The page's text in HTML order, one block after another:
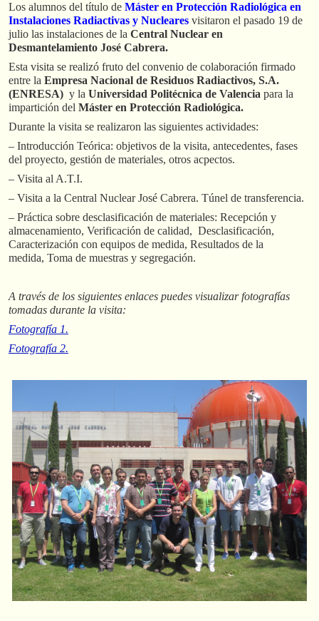
Los alumnos del título de Máster en Protección Radiológica en
Instalaciones Radiactivas y Nucleares visitaron el pasado 19 de
julio las instalaciones de la Central Nuclear en
Desmantelamiento José Cabrera.
Esta visita se realizó fruto del convenio de colaboración firmado
entre la Empresa Nacional de Residuos Radiactivos, S.A.
(ENRESA) y la Universidad Politécnica de Valencia para la
impartición del Máster en Protección Radiológica.
Durante la visita se realizaron las siguientes actividades:
– Introducción Teórica: objetivos de la visita, antecedentes, fases
del proyecto, gestión de materiales, otros acpectos.
– Visita al A.T.I.
– Visita a la Central Nuclear José Cabrera. Túnel de transferencia.
– Práctica sobre desclasificación de materiales: Recepción y
almacenamiento, Verificación de calidad, Desclasificación,
Caracterización con equipos de medida, Resultados de la
medida, Toma de muestras y segregación.
A través de los siguientes enlaces puedes visualizar fotografías
tomadas durante la visita:
Fotografía 1.
Fotografía 2.